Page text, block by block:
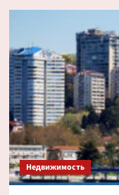
типа
жилья
в
Москве
впервые
за
триллион
рублей
Недвижимость